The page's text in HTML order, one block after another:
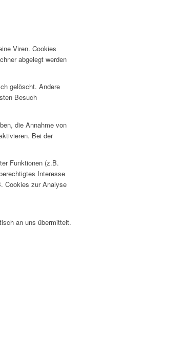
Viren. Cookies
abgelegt werden
gelöscht. Andere
Besuch
die Annahme von
Bei der
Funktionen (z.B.
Interesse
Cookies zur Analyse
an uns übermittelt.